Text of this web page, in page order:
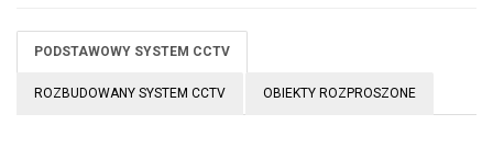
PODSTAWOWY SYSTEM CCTV
ROZBUDOWANY SYSTEM CCTV OBIEKTY ROZPROSZONE